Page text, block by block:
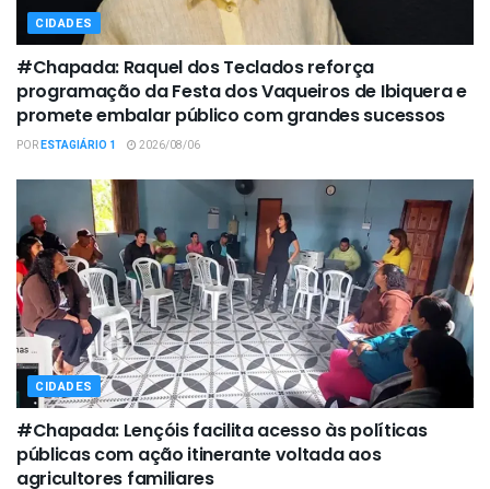
CIDADES
#Chapada: Raquel dos Teclados reforça
programação da Festa dos Vaqueiros de Ibiquera e
promete embalar público com grandes sucessos
PORESTAGIÁRIO 1 2026/08/06
CIDADES
#Chapada: Lençóis facilita acesso às políticas
públicas com ação itinerante voltada aos
agricultores familiares